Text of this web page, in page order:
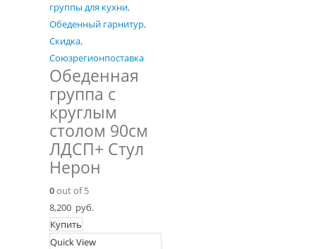
группы для кухни,
Обеденный гарнитур,
Скидка,
Союзрегионпоставка
Обеденная
группа с
круглым
столом 90см
ЛДСП+ Стул
Нерон
0out of 5
8,200 руб.
Купить
Quick View